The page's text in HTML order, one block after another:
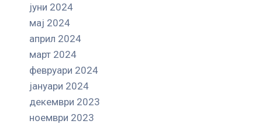
јуни 2024
мај 2024
април 2024
март 2024
февруари 2024
јануари 2024
декември 2023
ноември 2023